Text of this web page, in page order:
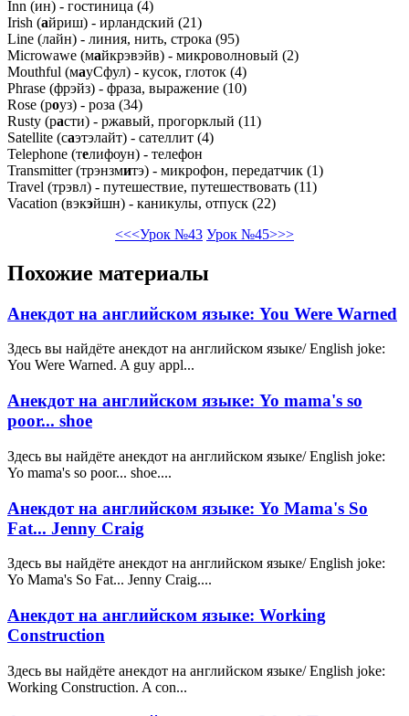
Inn (ин) - гостиница (4)
Irish (айриш) - ирландский (21)
Line (лайн) - линия, нить, строка (95)
Microwawe (майкрэвэйв) - микроволновый (2)
Mouthful (мауСфул) - кусок, глоток (4)
Phrase (фрэйз) - фраза, выражение (10)
Rose (роуз) - роза (34)
Rusty (расти) - ржавый, прогорклый (11)
Satellite (саэтэлайт) - сателлит (4)
Telephone (телифоун) - телефон
Transmitter (трэнзмитэ) - микрофон, передатчик (1)
Travel (трэвл) - путешествие, путешествовать (11)
Vacation (вэкэйшн) - каникулы, отпуск (22)
<<<Урок №43 Урок №45>>>
Похожие материалы
Анекдот на английском языке: You Were Warned
Здесь вы найдёте анекдот на английском языке/ English joke:
You Were Warned. A guy appl...
Анекдот на английском языке: Yo mama's so
poor... shoe
Здесь вы найдёте анекдот на английском языке/ English joke:
Yo mama's so poor... shoe....
Анекдот на английском языке: Yo Mama's So
Fat... Jenny Craig
Здесь вы найдёте анекдот на английском языке/ English joke:
Yo Mama's So Fat... Jenny Craig....
Анекдот на английском языке: Working
Construction
Здесь вы найдёте анекдот на английском языке/ English joke:
Working Construction. A con...